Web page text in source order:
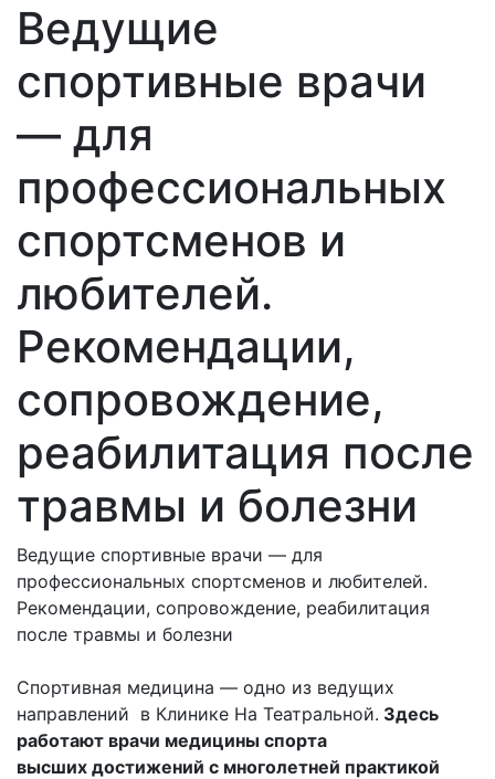
Ведущие
спортивные врачи
— для
профессиональных
спортсменов и
любителей.
Рекомендации,
сопровождение,
реабилитация после
травмы и болезни
Ведущие спортивные врачи — для
профессиональных спортсменов и любителей.
Рекомендации, сопровождение, реабилитация
после травмы и болезни
Спортивная медицина — одно из ведущих
направлений в Клинике На Театральной. Здесь
работают врачи медицины спорта
высших достижений с многолетней практикой